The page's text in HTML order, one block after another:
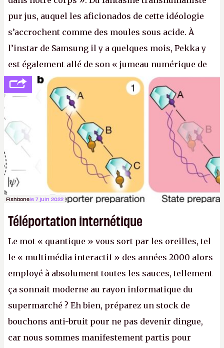
pur jus, auquel les aficionados de cette idéologie
s’accrochent comme des moules sous acide. À
l’instar de Samsung il y a quelques mois, Pekka y
est également allé de son « jumeau numérique de
tout » et de l’importance des metasangsues, qu’il
considère comme «
la prochaine grande plateforme
informatique après le World Wide Web et le mobile
(Crédit photo : Pexels / Pixabay)
Fishbonele 7 juin 2022
Téléportation internétique
Le mot « quantique » vous sort par les oreilles, tel
le « multimédia interactif » des années 2000 alors
employé à absolument toutes les sauces, tellement
ça sonnait moderne au rayon informatique du
supermarché ? Eh bien, préparez un stock de
bouchons anti-bruit pour ne pas devenir dingue,
car nous sommes manifestement partis pour